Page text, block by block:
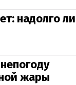
надолго ли
жары